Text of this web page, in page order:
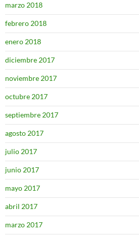
marzo 2018
febrero 2018
enero 2018
diciembre 2017
noviembre 2017
octubre 2017
septiembre 2017
agosto 2017
julio 2017
junio 2017
mayo 2017
abril 2017
marzo 2017